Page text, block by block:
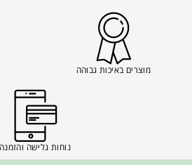
מוצרים באיכות גבוהה
נוחות גלישה והזמנה